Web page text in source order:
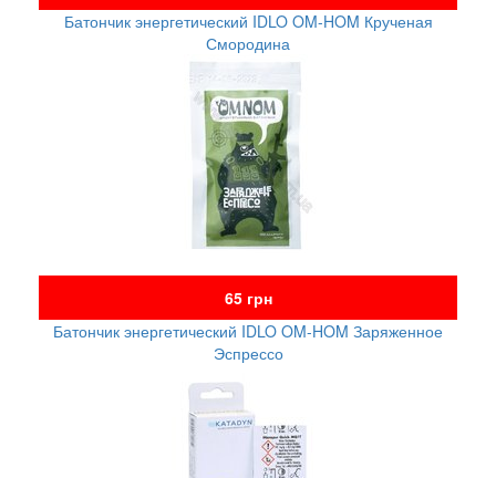
Батончик энергетический IDLO OM-HOM Крученая
Смородина
65 грн
Батончик энергетический IDLO OM-HOM Заряженное
Эспрессо